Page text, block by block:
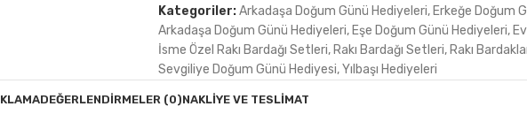
Kategoriler:Arkadaşa Doğum Günü Hediyeleri, Erkeğe Doğum
Arkadaşa Doğum Günü Hediyeleri, Eşe Doğum Günü Hediyeleri,
İsme Özel Rakı Bardağı Setleri, Rakı Bardağı Setleri, Rakı
Sevgiliye Doğum Günü Hediyesi,Yılbaşı Hediyeleri
DEĞERLENDIRMELER (0)NAKLIYE VE TESLIMAT